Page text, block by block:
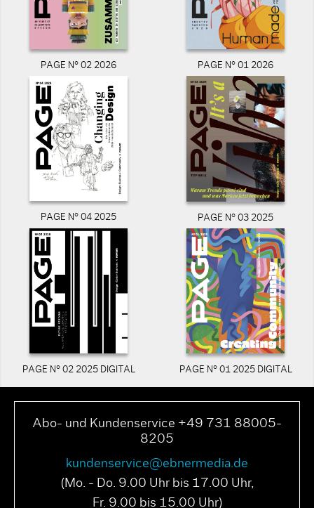
PAGE N° 02 2026 PAGE N° 01 2026
PAGE N° 04 2025 PAGE N° 03 2025
PAGE N° 02 2025 DIGITAL PAGE N° 01 2025 DIGITAL
Abo- und Kundenservice +49 731 88005-
8205
kundenservice@ebnermedia.de
(Mo. - Do. 9.00 Uhr bis 17.00 Uhr,
Fr. 9.00 bis 15.00 Uhr)